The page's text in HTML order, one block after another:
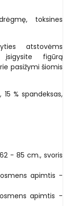
toksines
atstovėms
įsigysite figūrą
pasižymi šiomis
% spandeksas,
- 85 cm., svoris
apimtis -
apimtis -